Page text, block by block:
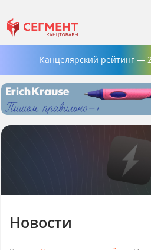
Канцелярский рейтинг —
Новости